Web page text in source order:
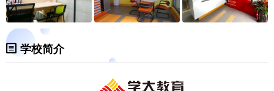
学校简介